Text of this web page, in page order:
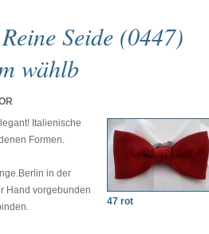
Seide (0447)
wählb
47 rot
Italienische
Formen.
in der
Hand vorgebunden